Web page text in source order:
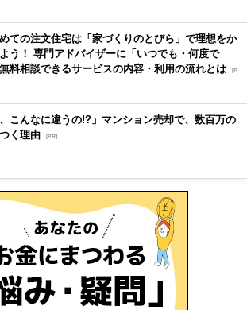
ての注文住宅は「家づくりのとびら」で理想をか
う！ 専門アドバイザーに「いつでも・何度で
料相談できるサービスの内容・利用の流れとは [P
、こんなに違うの!?」マンション売却で、数百万の
く理由 [PR]